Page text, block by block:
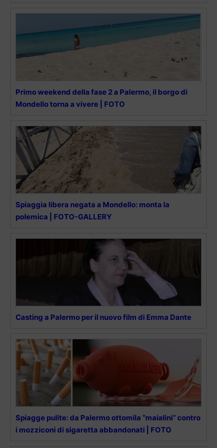
Primo weekend della fase 2 a Palermo, il borgo di
Mondello torna a vivere | FOTO
Spiaggia libera negata a Mondello: monta la
polemica | FOTO-GALLERY
Casting a Palermo per il nuovo film di Emma Dante
Spiagge pulite: da Palermo ottomila “maialini” contro
i mozziconi di sigaretta abbandonati | FOTO